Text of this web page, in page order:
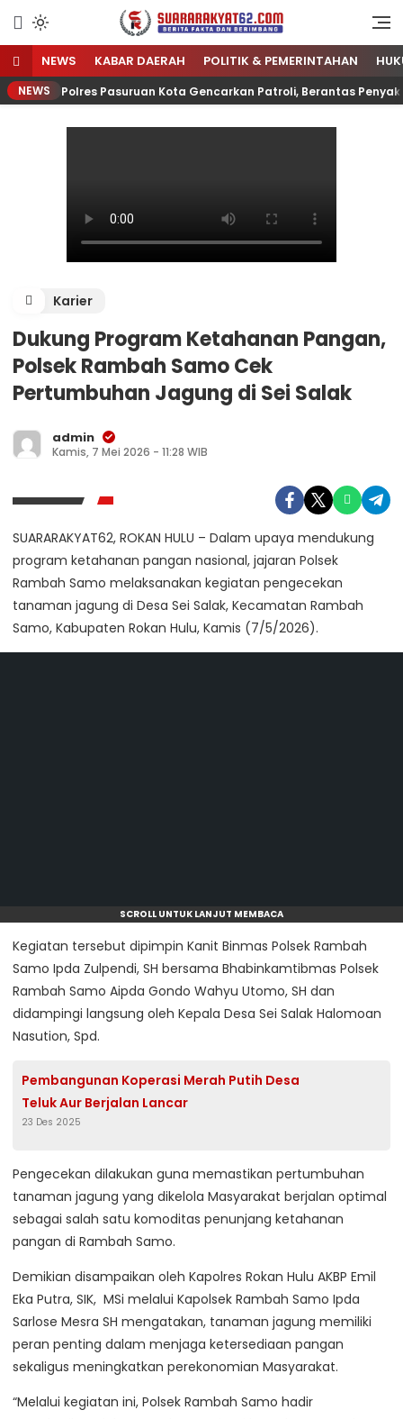
Suararakyat62.com
Sumber Referensi Terpercaya
NEWS KABAR DAERAH POLITIK & PEMERINTAHAN
NEWS Polres Pasuruan Kota Gencarkan Patroli, Berantas
Karier
Dukung Program Ketahanan Pangan,
Polsek Rambah Samo Cek
Pertumbuhan Jagung di Sei Salak
admin
Kamis, 7 Mei 2026 - 11:28 WIB
SUARARAKYAT62, ROKAN HULU – Dalam upaya mendukung
program ketahanan pangan nasional, jajaran Polsek
Rambah Samo melaksanakan kegiatan pengecekan
tanaman jagung di Desa Sei Salak, Kecamatan Rambah
Samo, Kabupaten Rokan Hulu, Kamis (7/5/2026).
SCROLL UNTUK LANJUT MEMBACA
Kegiatan tersebut dipimpin Kanit Binmas Polsek Rambah
Samo Ipda Zulpendi, SH bersama Bhabinkamtibmas Polsek
Rambah Samo Aipda Gondo Wahyu Utomo, SH dan
didampingi langsung oleh Kepala Desa Sei Salak Halomoan
Nasution, Spd.
Pembangunan Koperasi Merah Putih Desa
Teluk Aur Berjalan Lancar
23 Des 2025
Pengecekan dilakukan guna memastikan pertumbuhan
tanaman jagung yang dikelola Masyarakat berjalan optimal
sebagai salah satu komoditas penunjang ketahanan
pangan di Rambah Samo.
Demikian disampaikan oleh Kapolres Rokan Hulu AKBP Emil
Eka Putra, SIK, MSi melalui Kapolsek Rambah Samo Ipda
Sarlose Mesra SH mengatakan, tanaman jagung memiliki
peran penting dalam menjaga ketersediaan pangan
sekaligus meningkatkan perekonomian Masyarakat.
“Melalui kegiatan ini, Polsek Rambah Samo hadir